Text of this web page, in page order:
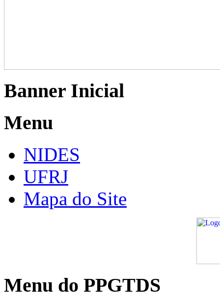
Banner Inicial
Menu
NIDES
UFRJ
Mapa do Site
Menu do PPGTDS